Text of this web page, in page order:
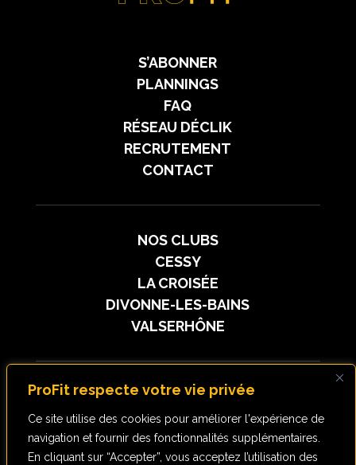
ProFit respecte votre vie privée
Ce site utilise des cookies pour améliorer l'expérience de
navigation et fournir des fonctionnalités supplémentaires.
En cliquant sur “Accepter”, vous acceptez l’utilisation des
S’ABONNER
PLANNINGS
FAQ
RÉSEAU DÉCLIK
RECRUTEMENT
CONTACT
NOS CLUBS
CESSY
LA CROISÉE
DIVONNE-LES-BAINS
VALSERHÔNE